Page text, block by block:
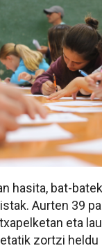
hasita, bat-
Aurten 39
eta
zortzi heldu